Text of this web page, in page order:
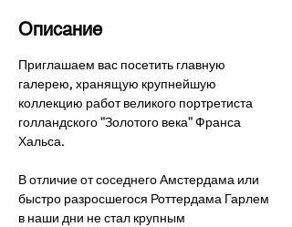
Описание
Приглашаем вас посетить главную
галерею, хранящую крупнейшую
коллекцию работ великого портретиста
голландского "Золотого века" Франса
Хальса.
В отличие от соседнего Амстердама или
быстро разросшегося Роттердама Гарлем
в наши дни не стал крупным